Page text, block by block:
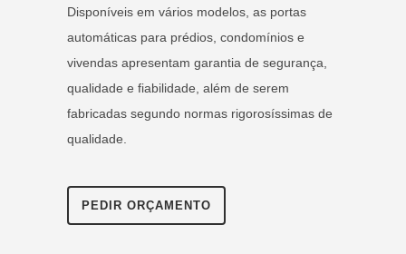
Disponíveis em vários modelos, as portas
automáticas para prédios, condomínios e
vivendas apresentam garantia de segurança,
qualidade e fiabilidade, além de serem
fabricadas segundo normas rigorosíssimas de
qualidade.
PEDIR ORÇAMENTO